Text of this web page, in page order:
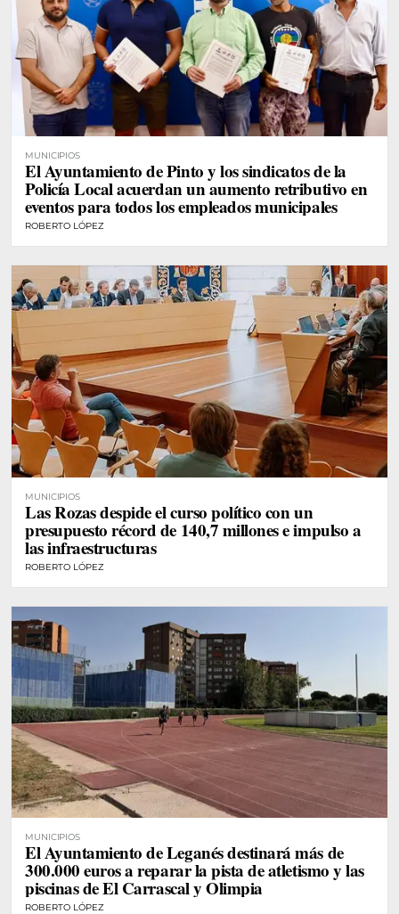
MUNICIPIOS
El Ayuntamiento de Pinto y los sindicatos de la
Policía Local acuerdan un aumento retributivo en
eventos para todos los empleados municipales
ROBERTO LÓPEZ
MUNICIPIOS
Las Rozas despide el curso político con un
presupuesto récord de 140,7 millones e impulso a
las infraestructuras
ROBERTO LÓPEZ
MUNICIPIOS
El Ayuntamiento de Leganés destinará más de
300.000 euros a reparar la pista de atletismo y las
piscinas de El Carrascal y Olimpia
ROBERTO LÓPEZ